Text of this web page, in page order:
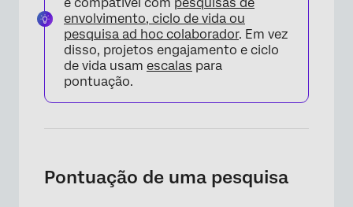
envolvimento, ciclo de vida ou
pesquisa ad hoc colaborador. Em vez
disso, projetos engajamento e ciclo
de vida usam escalas para
pontuação.
Pontuação de uma pesquisa